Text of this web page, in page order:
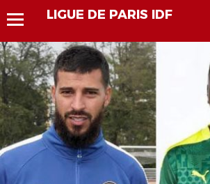
LIGUE DE PARIS IDF